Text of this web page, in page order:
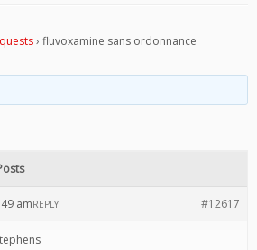
› fluvoxamine sans ordonnance
am #12617
REPLY